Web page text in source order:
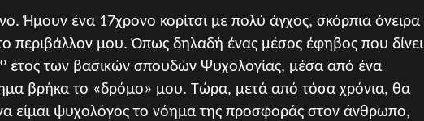
Ήμουν ένα 17χρονο κορίτσι με πολύ άγχος, σκόρπια όνειρα
περιβάλλον μου. Όπως δηλαδή ένας μέσος έφηβος που δίνει
ο έτος των βασικών σπουδών Ψυχολογίας, μέσα από ένα
βρήκα το «δρόμο» μου. Τώρα, μετά από τόσα χρόνια, θα
είμαι ψυχολόγος το νόημα της προσφοράς στον άνθρωπο,